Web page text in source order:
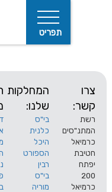
המחלקות
שלנו:
בי"ס
כלנית
היכל
הספורט
רבין
בי"ס
מוריה
תוכן
מרכזי:
דף בית
אודות
מי אנחנו
הסדרי
נגישות
פיזיים
באתר